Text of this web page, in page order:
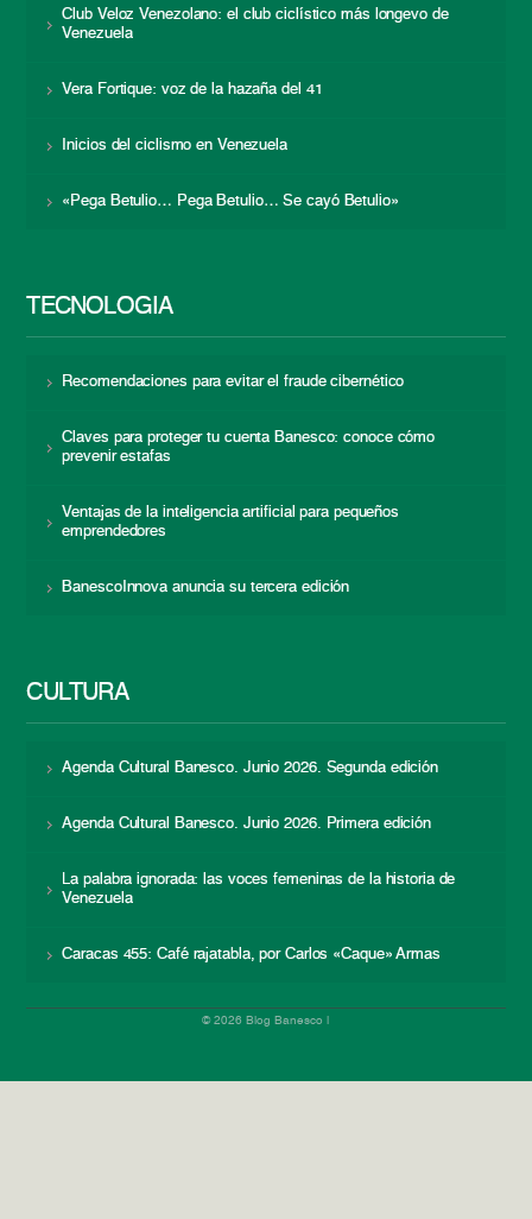
Club Veloz Venezolano: el club ciclístico más longevo de
Venezuela
Vera Fortique: voz de la hazaña del 41
Inicios del ciclismo en Venezuela
«Pega Betulio… Pega Betulio… Se cayó Betulio»
TECNOLOGÍA
Recomendaciones para evitar el fraude cibernético
Claves para proteger tu cuenta Banesco: conoce cómo
prevenir estafas
Ventajas de la inteligencia artificial para pequeños
emprendedores
BanescoInnova anuncia su tercera edición
CULTURA
Agenda Cultural Banesco. Junio 2026. Segunda edición
Agenda Cultural Banesco. Junio 2026. Primera edición
La palabra ignorada: las voces femeninas de la historia de
Venezuela
Caracas 455: Café rajatabla, por Carlos «Caque» Armas
© 2026 Blog Banesco |